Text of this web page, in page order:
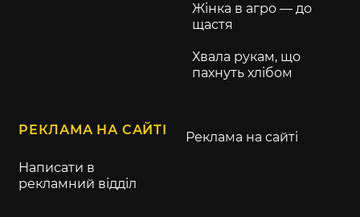
Жінка в агро — до
щастя
Хвала рукам, що
пахнуть хлібом
РЕКЛАМА НА САЙТІ
Написати в
рекламний відділ
Реклама на сайті